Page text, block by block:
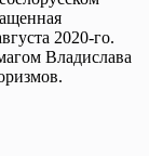
2020-го.
Владислава